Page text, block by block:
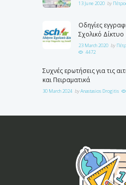
13 June 2020 by
Οδηγίες
Σχολικό Δίκτυο
23 March 2020 by
4472
Συχνές ερωτήσεις για τις
και Πειραματικά
30 March 2024 byAnastasios Drogitis